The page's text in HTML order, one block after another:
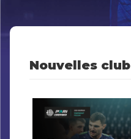
Nouvelles club